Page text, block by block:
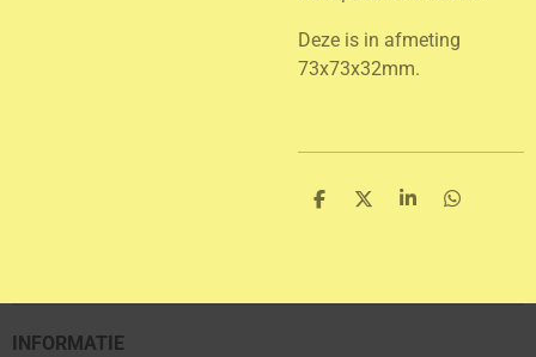
Deze is in afmeting
73x73x32mm.
D
D
S
D
INFORMATIE